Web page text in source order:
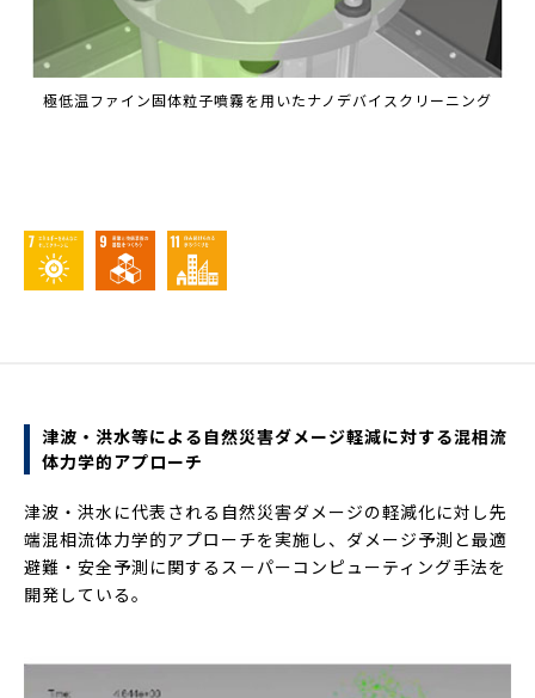
極低温ファイン固体粒子噴霧を用いたナノデバイスクリーニング
津波・洪水等による自然災害ダメージ軽減に対する混相流
体力学的アプローチ
津波・洪水に代表される自然災害ダメージの軽減化に対し先
端混相流体力学的アプローチを実施し、ダメージ予測と最適
避難・安全予測に関するス－パーコンピューティング手法を
開発している。